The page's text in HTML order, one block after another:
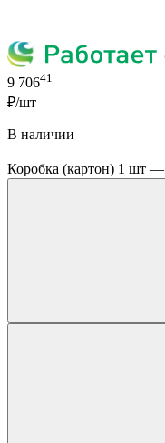
9 70641
₽/шт
В наличии
Коробка (картон) 1 шт —